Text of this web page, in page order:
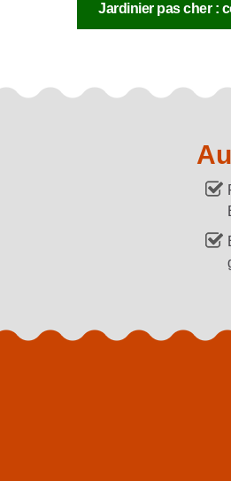
Jardinier pas cher :